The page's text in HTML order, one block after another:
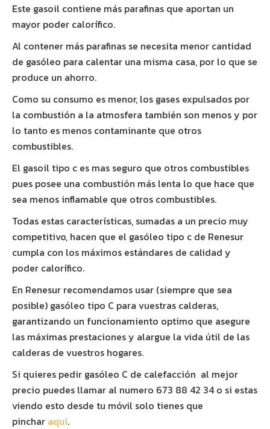
Este gasoil contiene más parafinas que aportan un
mayor poder calorífico.
Al contener más parafinas se necesita menor cantidad
de gasóleo para calentar una misma casa, por lo que se
produce un ahorro.
Como su consumo es menor, los gases expulsados por
la combustión a la atmosfera también son menos y por
lo tanto es menos contaminante que otros
combustibles.
El gasoil tipo c es mas seguro que otros combustibles
pues posee una combustión más lenta lo que hace que
sea menos inflamable que otros combustibles.
Todas estas características, sumadas a un precio muy
competitivo, hacen que el gasóleo tipo c de Renesur
cumpla con los máximos estándares de calidad y
poder calorífico.
En Renesur recomendamos usar (siempre que sea
posible) gasóleo tipo C para vuestras calderas,
garantizando un funcionamiento optimo que asegure
las máximas prestaciones y alargue la vida útil de las
calderas de vuestros hogares.
Si quieres pedir gasóleo C de calefacción al mejor
precio puedes llamar al numero 673 88 42 34 o si estas
viendo esto desde tu móvil solo tienes que
pinchar aquí.